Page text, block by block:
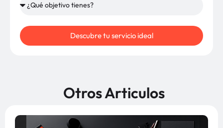
Descubre tu servicio ideal
Otros Articulos